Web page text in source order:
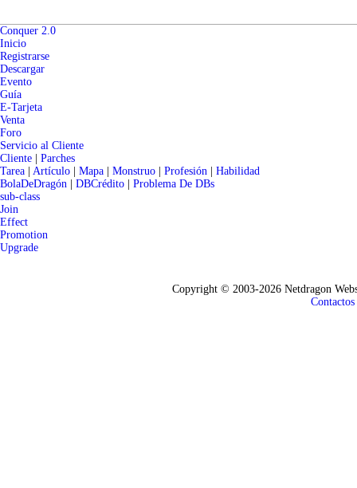
Conquer 2.0
Inicio
Registrarse
Descargar
Evento
Guía
E-Tarjeta
Venta
Foro
Servicio al Cliente
Cliente
Parches
Tarea
Artículo Mapa Monstruo Profesión
Habilidad
BolaDeDragón
DBCrédito
Problema De DBs
sub-class
Join
Effect
Promotion
Upgrade
Copyright © 2003-2026 Netdragon
Contactos